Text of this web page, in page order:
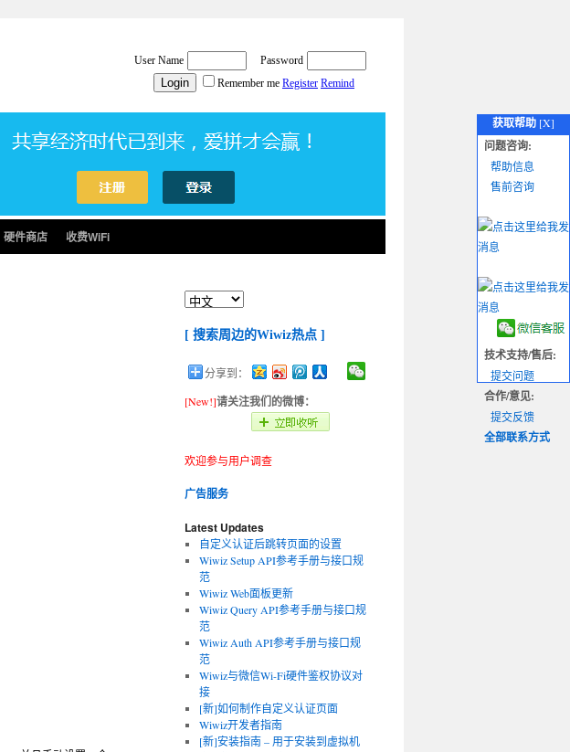
硬件商店 收费WiFi
[ 搜索周边的Wiwiz热点 ]
分享到：
[New!]请关注我们的微博：
欢迎参与用户调查
广告服务
Latest Updates
自定义认证后跳转页面的设置
Wiwiz Setup API参考手册与接口规
范
Wiwiz Web面板更新
Wiwiz Query API参考手册与接口规
范
Wiwiz Auth API参考手册与接口规
范
Wiwiz与微信Wi-Fi硬件鉴权协议对
接
[新]如何制作自定义认证页面
Wiwiz开发者指南
[新]安装指南 – 用于安装到虚拟机
获取帮助 [X]
问题咨询:
帮助信息
售前咨询
技术支持/售后:
提交问题
合作/意见:
提交反馈
全部联系方式